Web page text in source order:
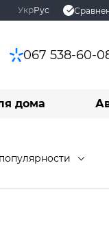
УкрРус
067 538-60-
дома